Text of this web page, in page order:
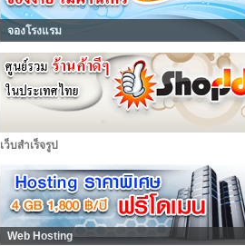
จองโรงแรม
เว็บสำเร็จรูป
Web Hosting